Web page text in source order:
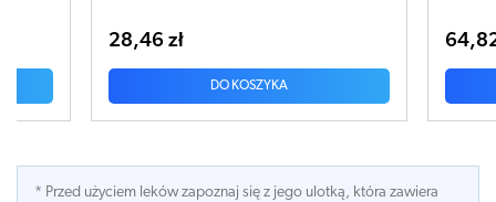
* Przed użyciem leków zapoznaj się z jego ulotką, która zawiera